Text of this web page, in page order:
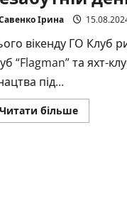
боронять
Україну
пліч-
пліч
Ірина
вікенду ГО Клуб
“Flagman” та яхт-
під...
Читати більше
про